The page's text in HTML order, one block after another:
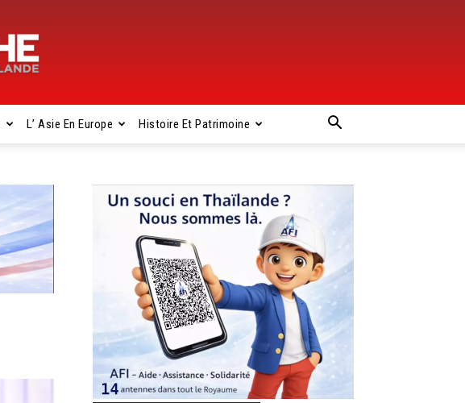
L’ Asie En Europe Histoire Et Patrimoine